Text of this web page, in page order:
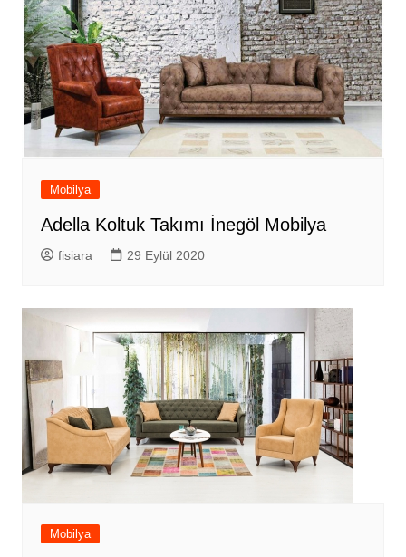
Mobilya
Adella Koltuk Takımı İnegöl Mobilya
fisiara 29 Eylül 2020
Mobilya